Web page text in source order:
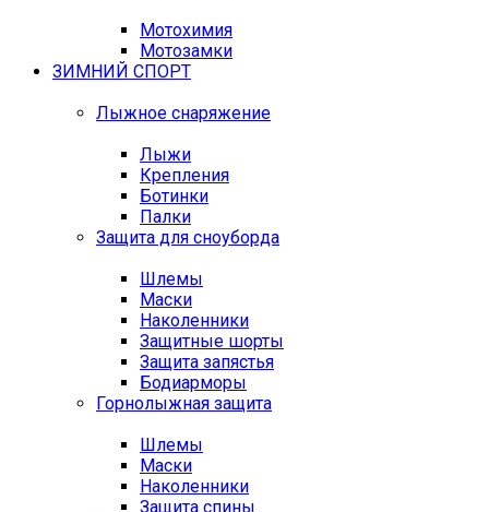
Мотохимия
Мотозамки
ЗИМНИЙ СПОРТ
Лыжное снаряжение
Лыжи
Крепления
Ботинки
Палки
Защита для сноуборда
Шлемы
Маски
Наколенники
Защитные шорты
Защита запястья
Бодиарморы
Горнолыжная защита
Шлемы
Маски
Наколенники
Защита спины